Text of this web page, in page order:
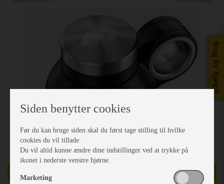
Brug for hjælp?
Siden benytter cookies
Før du kan bruge siden skal du først tage stilling til hvilke
cookies du vil tillade.
Du vil altid kunne ændre dine indstillinger ved at trykke på
ikonet i nederste venstre hjørne.
Marketing